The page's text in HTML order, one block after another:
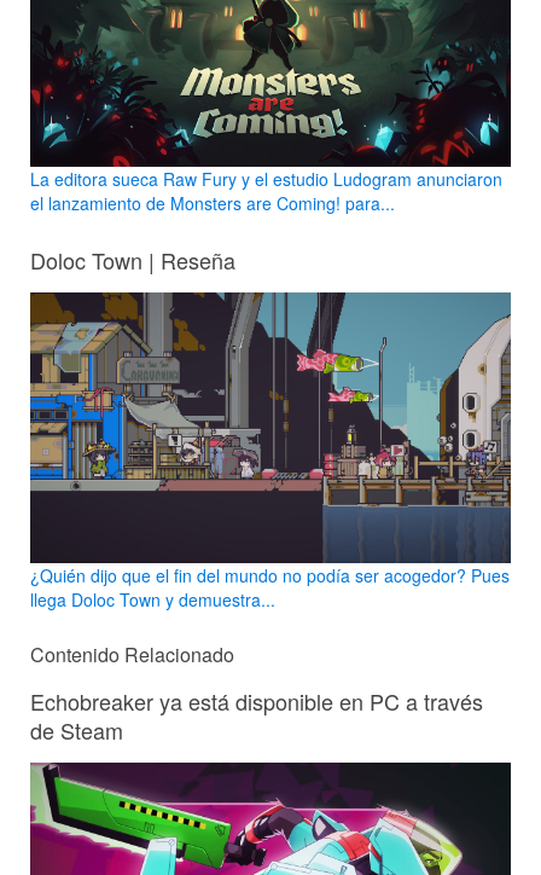
La editora sueca Raw Fury y el estudio Ludogram anunciaron
el lanzamiento de Monsters are Coming! para...
Doloc Town | Reseña
¿Quién dijo que el fin del mundo no podía ser acogedor? Pues
llega Doloc Town y demuestra...
Contenido Relacionado
Echobreaker ya está disponible en PC a través
de Steam